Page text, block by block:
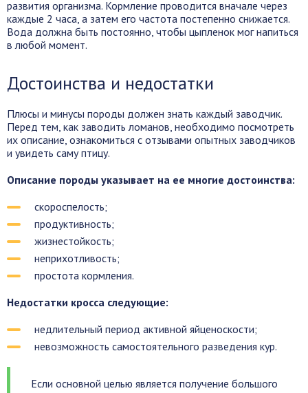
развития организма. Кормление проводится вначале через
каждые 2 часа, а затем его частота постепенно снижается.
Вода должна быть постоянно, чтобы цыпленок мог напиться
в любой момент.
Достоинства и недостатки
Плюсы и минусы породы должен знать каждый заводчик.
Перед тем, как заводить ломанов, необходимо посмотреть
их описание, ознакомиться с отзывами опытных заводчиков
и увидеть саму птицу.
Описание породы указывает на ее многие достоинства:
скороспелость;
продуктивность;
жизнестойкость;
неприхотливость;
простота кормления.
Недостатки кросса следующие:
недлительный период активной яйценоскости;
невозможность самостоятельного разведения кур.
Если основной целью является получение большого